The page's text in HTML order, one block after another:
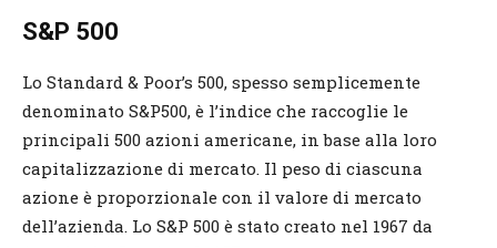
S&P 500
Lo Standard & Poor’s 500, spesso semplicemente
denominato S&P500, è l’indice che raccoglie le
principali 500 azioni americane, in base alla loro
capitalizzazione di mercato. Il peso di ciascuna
azione è proporzionale con il valore di mercato
dell’azienda. Lo S&P 500 è stato creato nel 1967 da